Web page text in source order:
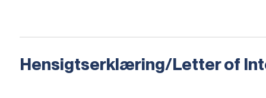
Hensigtserklæring/Letter of